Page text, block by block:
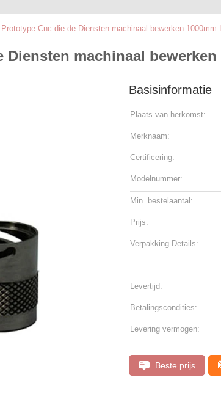
Cnc die de Diensten machinaal bewerken 1000mm
machinaal bewerken
Basisinformatie
Plaats van herkomst:
Merknaam:
Certificering:
Modelnummer:
Min. bestelaantal:
Prijs:
Verpakking Details:
Levertijd:
Betalingscondities:
Levering vermogen:
Beste prijs